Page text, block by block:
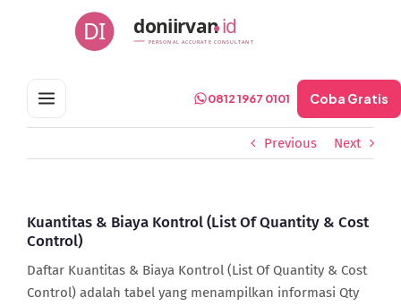
DI doniirvanid
PERSONAL ACCURATE CONSULTANT
0812 1967 0101 Coba Gratis
Previous Next
Kuantitas & Biaya Kontrol (List Of Quantity & Cost
Control)
Daftar Kuantitas & Biaya Kontrol (List Of Quantity & Cost
Control) adalah tabel yang menampilkan informasi Qty